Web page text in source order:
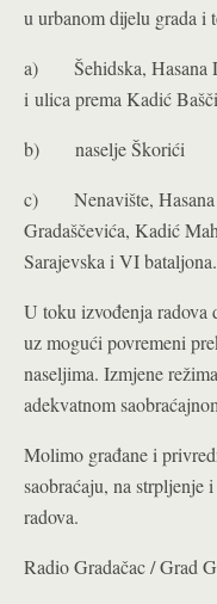
u urbanom dijelu grada i
a) Šehidska,
i ulica prema Kadić
b) naselje Škorići
c) Nenavište,
Gradaščevića, Kadić
Sarajevska i VI bataljona.
U toku izvođenja radova
uz mogući povremeni
naseljima. Izmjene
adekvatnom
Molimo građane i
saobraćaju, na strpljenje
radova.
Radio Gradačac / Grad